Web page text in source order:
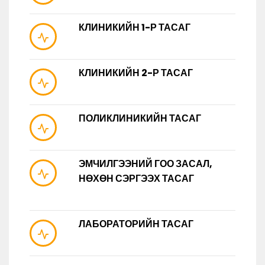
КЛИНИКИЙН 1-Р ТАСАГ
КЛИНИКИЙН 2-Р ТАСАГ
ПОЛИКЛИНИКИЙН ТАСАГ
ЭМЧИЛГЭЭНИЙ ГОО ЗАСАЛ,
НӨХӨН СЭРГЭЭХ ТАСАГ
ЛАБОРАТОРИЙН ТАСАГ